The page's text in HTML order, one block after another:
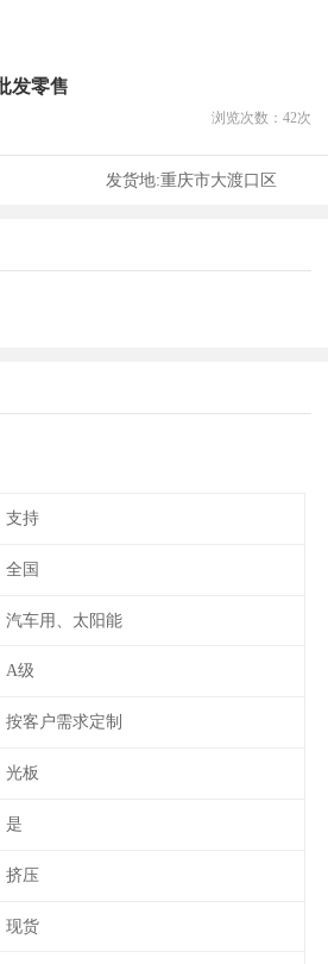
发零售
浏览次数： 42次
发货地:重庆市大渡口区
支持
全国
汽车用、太阳能
A级
按客户需求定制
光板
是
挤压
现货